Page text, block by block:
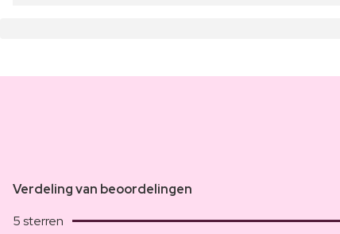
Verdeling van beoordelingen
5 sterren